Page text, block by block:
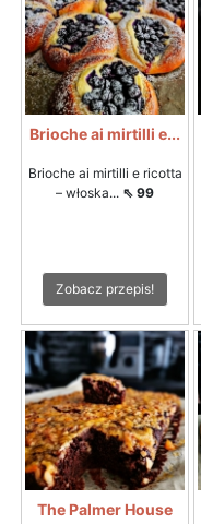
Brioche ai mirtilli e...
Brioche ai mirtilli e ricotta
– włoska... ⇖ 99
Zobacz przepis!
The Palmer House